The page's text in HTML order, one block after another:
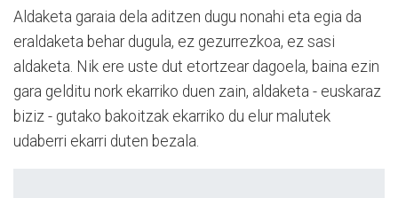
Aldaketa garaia dela aditzen dugu nonahi eta egia da
eraldaketa behar dugula, ez gezurrezkoa, ez sasi
aldaketa. Nik ere uste dut etortzear dagoela, baina ezin
gara gelditu nork ekarriko duen zain, aldaketa - euskaraz
biziz - gutako bakoitzak ekarriko du elur malutek
udaberri ekarri duten bezala.